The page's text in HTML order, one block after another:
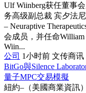
Ulf Wiinberg获任董事
务高级副总裁 宾夕法
– Neuraptive
会成员，并任命William
Wiin...
公司 1小时前 文传商讯
BitGo與Silence
量子MPC交易模擬
紐約–（美國商業資訊